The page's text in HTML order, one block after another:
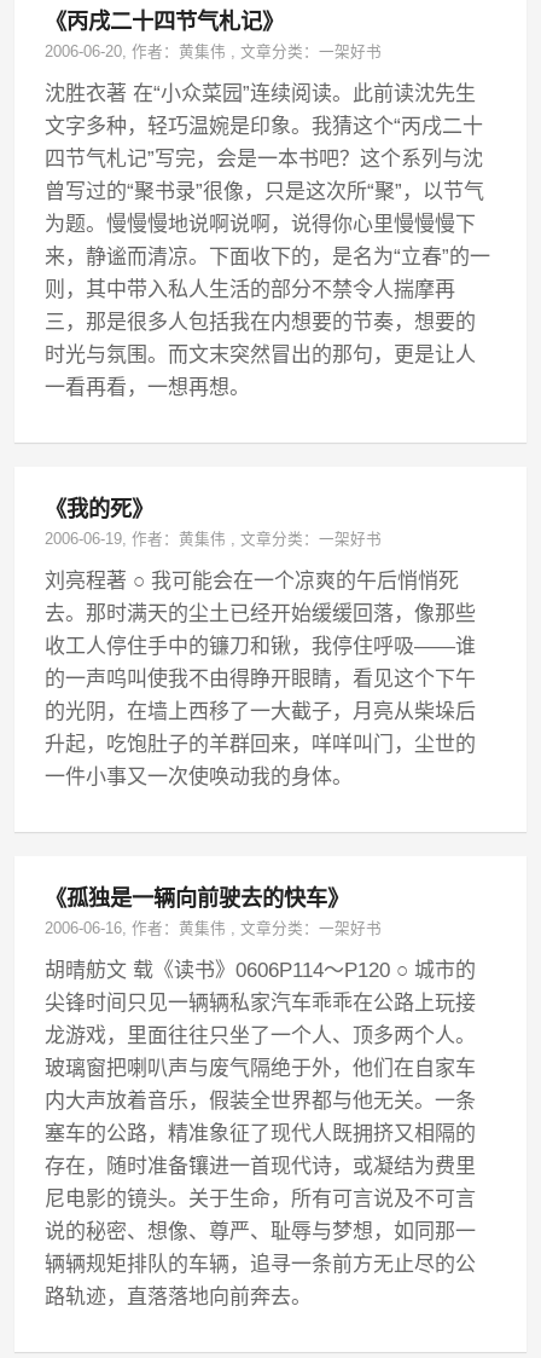
《丙戌二十四节气札记》
2006-06-20, 作者：黄集伟 ,文章分类：一架好书
沈胜衣著 在“小众菜园”连续阅读。此前读沈先生
文字多种，轻巧温婉是印象。我猜这个“丙戌二十
四节气札记”写完，会是一本书吧？这个系列与沈
曾写过的“聚书录”很像，只是这次所“聚”，以节气
为题。慢慢慢地说啊说啊，说得你心里慢慢慢下
来，静谧而清凉。下面收下的，是名为“立春”的一
则，其中带入私人生活的部分不禁令人揣摩再
三，那是很多人包括我在内想要的节奏，想要的
时光与氛围。而文末突然冒出的那句，更是让人
一看再看，一想再想。
《我的死》
2006-06-19, 作者：黄集伟 ,文章分类：一架好书
刘亮程著 ○ 我可能会在一个凉爽的午后悄悄死
去。那时满天的尘土已经开始缓缓回落，像那些
收工人停住手中的镰刀和锹，我停住呼吸——谁
的一声呜叫使我不由得睁开眼睛，看见这个下午
的光阴，在墙上西移了一大截子，月亮从柴垛后
升起，吃饱肚子的羊群回来，咩咩叫门，尘世的
一件小事又一次使唤动我的身体。
《孤独是一辆向前驶去的快车》
2006-06-16, 作者：黄集伟 ,文章分类：一架好书
胡晴舫文 载《读书》0606P114～P120 ○ 城市的
尖锋时间只见一辆辆私家汽车乖乖在公路上玩接
龙游戏，里面往往只坐了一个人、顶多两个人。
玻璃窗把喇叭声与废气隔绝于外，他们在自家车
内大声放着音乐，假装全世界都与他无关。一条
塞车的公路，精准象征了现代人既拥挤又相隔的
存在，随时准备镶进一首现代诗，或凝结为费里
尼电影的镜头。关于生命，所有可言说及不可言
说的秘密、想像、尊严、耻辱与梦想，如同那一
辆辆规矩排队的车辆，追寻一条前方无止尽的公
路轨迹，直落落地向前奔去。